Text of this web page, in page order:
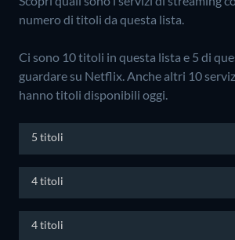
numero di titoli da questa lista.
Ci sono 10 titoli in questa lista e 5 di
guardare su Netflix.Anche altri 10
hanno titoli disponibili oggi.
5 titoli
4 titoli
4 titoli